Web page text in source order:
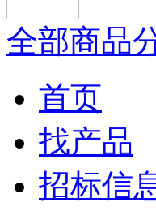
全部商品
首页
找产品
招标信